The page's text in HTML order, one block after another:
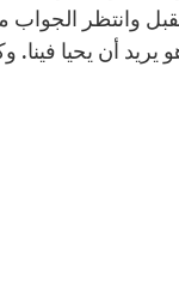
وانتظر الجواب
يريد أن يحيا